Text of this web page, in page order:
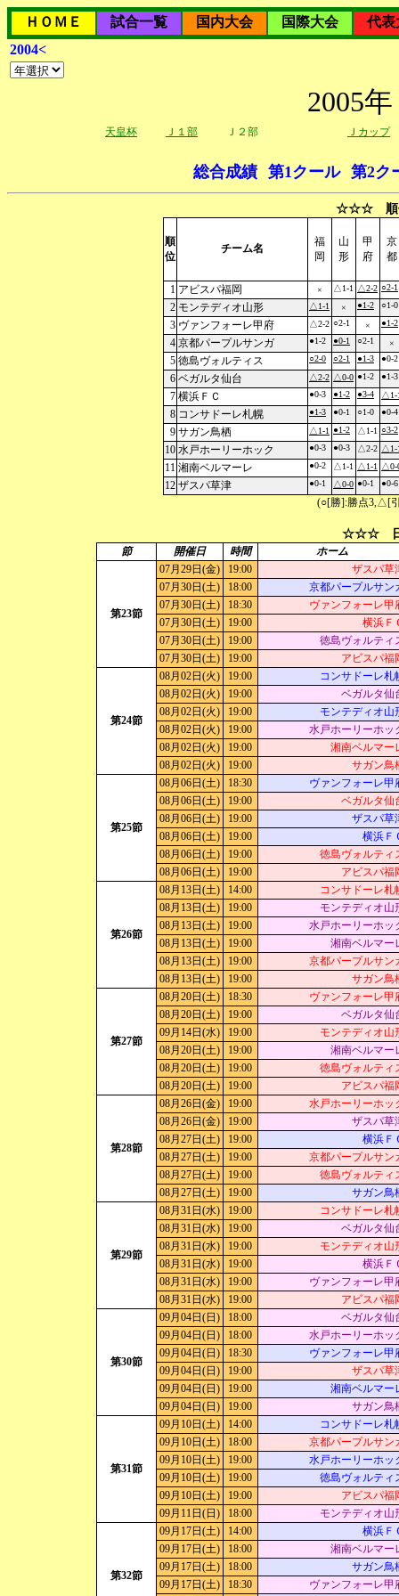
ＨＯＭＥ 試合一覧 国内大会 国際大会
代表
2004<
2005
天皇杯 Ｊ１部 Ｊ２部 Ｊカップ
総合成績 第1クール 第2ク
☆☆☆ 順
順
位
チーム名
福
岡
山
形
甲
府
京
都
1 アビスパ福岡 × △1-1 △2-2 ○2-1
2 モンテディオ山形 △1-1 × ●1-2 ○1-0
3 ヴァンフォーレ甲府 △2-2 ○2-1 × ●1-2
4 京都パープルサンガ ●1-2 ●0-1 ○2-1 ×
5 徳島ヴォルティス ○2-0 ○2-1 ●1-3 ●0-2
6 ベガルタ仙台 △2-2 △0-0 ●1-2 ●1-3
7 横浜ＦＣ ●0-3 ●1-2 ●3-4 △1-
8 コンサドーレ札幌 ●1-3 ●0-1 ○1-0 ●0-4
9 サガン鳥栖 △1-1 ●1-2 △1-1 ○3-2
10 水戸ホーリーホック ●0-3 ●0-3 △2-2 △1-
11 湘南ベルマーレ ●0-2 △1-1 △1-1 △0-
12 ザスパ草津 ●0-1 △0-0 ●0-1 ●0-6
(○[勝]:勝点3,△[
☆☆☆ 日
節 開催日 時間 ホーム
第23節
07月29日(金) 19:00
ザスパ草
07月30日(土)
18:00
京都パープルサン
07月30日(土)
18:30
ヴァンフォーレ甲
07月30日(土)
19:00
横浜Ｆ
07月30日(土)
19:00
徳島ヴォルティ
07月30日(土)
19:00 アビスパ福
第24節
08月02日(火) 19:00
コンサドーレ札
08月02日(火)
19:00
ベガルタ仙
08月02日(火)
19:00
モンテディオ山
08月02日(火)
19:00
水戸ホーリーホッ
08月02日(火)
19:00
湘南ベルマー
08月02日(火)
19:00 サガン鳥
第25節
08月06日(土) 18:30
ヴァンフォーレ甲
08月06日(土)
19:00
ベガルタ仙
08月06日(土)
19:00
ザスパ草
08月06日(土)
19:00
横浜Ｆ
08月06日(土)
19:00
徳島ヴォルティ
08月06日(土)
19:00 アビスパ福
第26節
08月13日(土) 14:00
コンサドーレ札
08月13日(土)
19:00
モンテディオ山
08月13日(土)
19:00
水戸ホーリーホッ
08月13日(土)
19:00
湘南ベルマー
08月13日(土)
19:00
京都パープルサン
08月13日(土)
19:00 サガン鳥
第27節
08月20日(土) 18:30
ヴァンフォーレ甲
08月20日(土)
19:00
ベガルタ仙
09月14日(水)
19:00
モンテディオ山
08月20日(土)
19:00
湘南ベルマー
08月20日(土)
19:00
徳島ヴォルティ
08月20日(土)
19:00 アビスパ福
第28節
08月26日(金) 19:00
水戸ホーリーホッ
08月26日(金)
19:00
ザスパ草
08月27日(土)
19:00
横浜Ｆ
08月27日(土)
19:00
京都パープルサン
08月27日(土)
19:00
徳島ヴォルティ
08月27日(土)
19:00 サガン鳥
第29節
08月31日(水) 19:00
コンサドーレ札
08月31日(水)
19:00
ベガルタ仙
08月31日(水)
19:00
モンテディオ山
08月31日(水)
19:00
横浜Ｆ
08月31日(水)
19:00
ヴァンフォーレ甲
08月31日(水)
19:00 アビスパ福
第30節
09月04日(日) 18:00
ベガルタ仙
09月04日(日)
18:00
水戸ホーリーホッ
09月04日(日)
18:30
ヴァンフォーレ甲
09月04日(日)
19:00
ザスパ草
09月04日(日)
19:00
湘南ベルマー
09月04日(日)
19:00 サガン鳥
第31節
09月10日(土) 14:00
コンサドーレ札
09月10日(土)
18:00
京都パープルサン
09月10日(土)
19:00
水戸ホーリーホッ
09月10日(土)
19:00
徳島ヴォルティ
09月10日(土)
19:00
アビスパ福
09月11日(日)
18:00 モンテディオ山
第32節
09月17日(土) 14:00
横浜Ｆ
09月17日(土)
18:00
湘南ベルマー
09月17日(土)
18:00
サガン鳥
09月17日(土)
18:30 ヴァンフォーレ甲